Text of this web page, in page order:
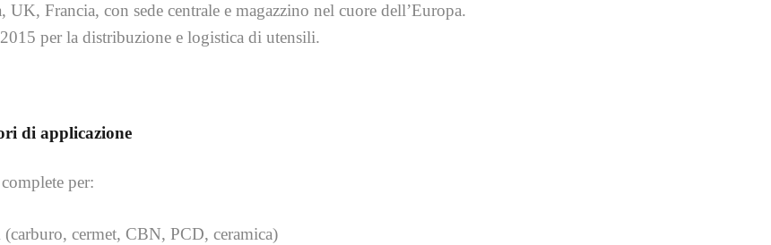
UK, Francia, con sede centrale e magazzino nel cuore dell’Europa.
per la distribuzione e logistica di utensili.
di applicazione
per:
(carburo, cermet, CBN, PCD, ceramica)